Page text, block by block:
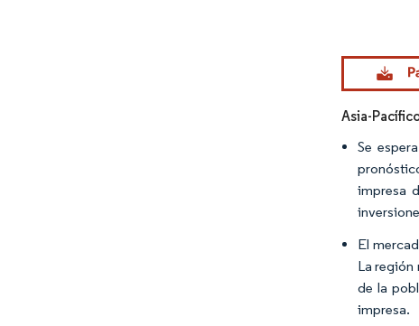
Imagen ©
Asia-
Se
impresa
El
La región
de la
impresa.